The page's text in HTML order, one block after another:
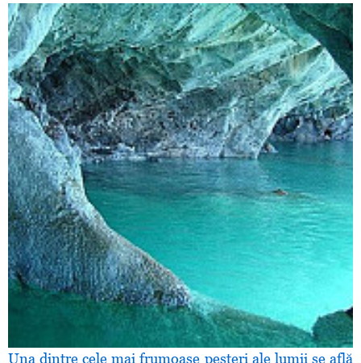
Una dintre cele mai frumoase peşteri ale lumii se află